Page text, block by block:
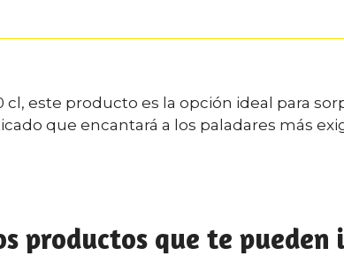
cl, este producto es la opción ideal para
que encantará a los paladares más
productos que te pueden